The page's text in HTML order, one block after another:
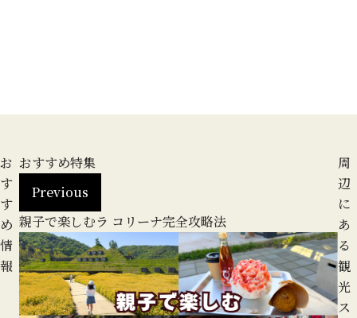
お
す
す
め
情
報
おすすめ特集
Previous
親子で楽しむラ コリーナ完全攻略法
地
る
周
辺
に
あ
る
観
光
ス